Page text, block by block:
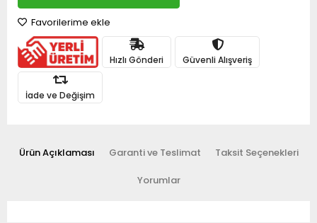
Favorilerime ekle
Hızlı Gönderi Güvenli Alışveriş
İade ve Değişim
Ürün Açıklaması Garanti ve Teslimat Taksit Seçenekleri
Yorumlar